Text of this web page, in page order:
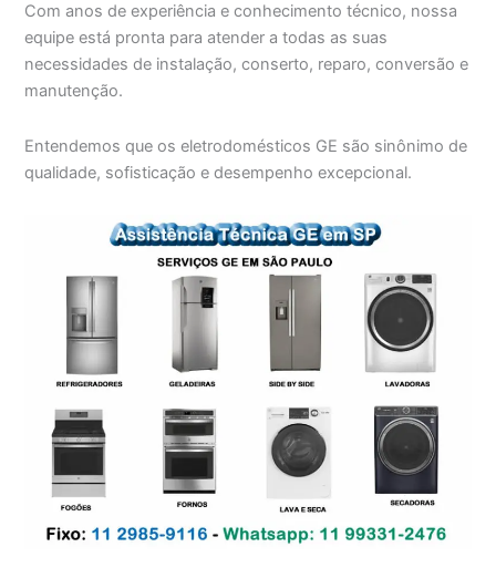
Com anos de experiência e conhecimento técnico, nossa
equipe está pronta para atender a todas as suas
necessidades de instalação, conserto, reparo, conversão e
manutenção.
Entendemos que os eletrodomésticos GE são sinônimo de
qualidade, sofisticação e desempenho excepcional.